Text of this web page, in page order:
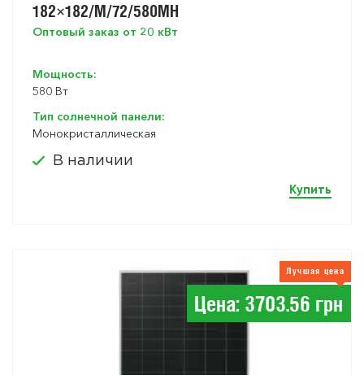
182×182/M/72/580MH
Оптовый заказ от 20 кВт
Мощность:
580 Вт
Тип солнечной панели:
Монокристаллическая
В наличии
Купить
Цена: 3703.56 грн
Лучшая цена